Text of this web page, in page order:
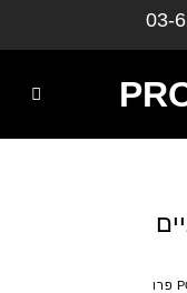
03-
פרו